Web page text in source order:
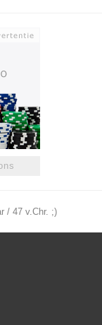
/ 47 v.Chr. ;)